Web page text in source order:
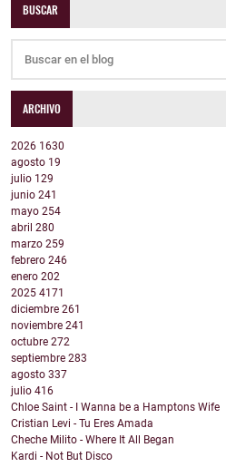
BUSCAR
ARCHIVO
2026 1630
agosto 19
julio 129
junio 241
mayo 254
abril 280
marzo 259
febrero 246
enero 202
2025 4171
diciembre 261
noviembre 241
octubre 272
septiembre 283
agosto 337
julio 416
Chloe Saint - I Wanna be a Hamptons Wife
Cristian Levi - Tu Eres Amada
Cheche Milito - Where It All Began
Kardi - Not But Disco